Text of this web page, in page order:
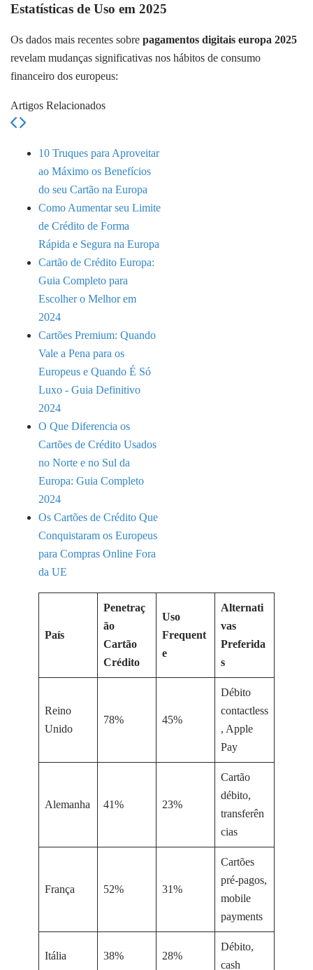
Estatísticas de Uso em 2025
Os dados mais recentes sobre pagamentos digitais europa 2025
revelam mudanças significativas nos hábitos de consumo
financeiro dos europeus:
Artigos Relacionados
10 Truques para Aproveitar
ao Máximo os Benefícios
do seu Cartão na Europa
Como Aumentar seu Limite
de Crédito de Forma
Rápida e Segura na Europa
Cartão de Crédito Europa:
Guia Completo para
Escolher o Melhor em
2024
Cartões Premium: Quando
Vale a Pena para os
Europeus e Quando É Só
Luxo - Guia Definitivo
2024
O Que Diferencia os
Cartões de Crédito Usados
no Norte e no Sul da
Europa: Guia Completo
2024
Os Cartões de Crédito Que
Conquistaram os Europeus
para Compras Online Fora
da UE
País
Penetraç
ão
Cartão
Crédito
Uso
Frequent
e
Alternati
vas
Preferida
s
Reino
Unido
78% 45%
Débito
contactless
, Apple
Pay
Alemanha 41% 23%
Cartão
débito,
transferên
cias
França 52% 31%
Cartões
pré-pagos,
mobile
payments
Itália 38% 28%
Débito,
cash